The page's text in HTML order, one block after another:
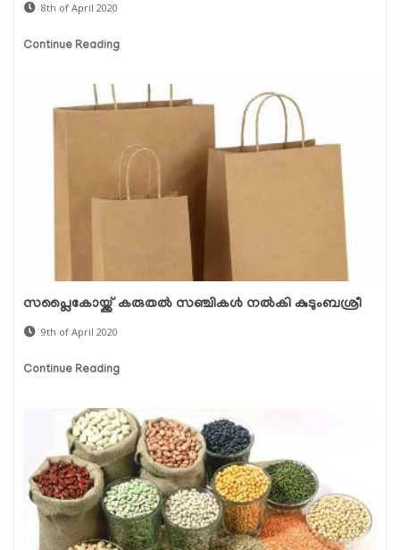
8th of April 2020
Continue Reading
സപ്ലൈകോയ്ക്ക് കരുതല്‍ സഞ്ചികള്‍ നല്‍കി കുടുംബശ്രീ
9th of April 2020
Continue Reading